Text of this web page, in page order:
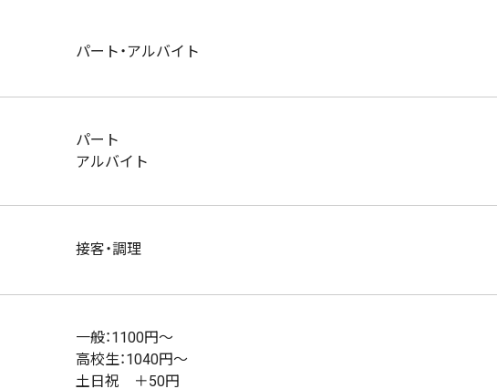
パート・アルバイト
パート
アルバイト
接客・調理
一般：1100円～
高校生：1040円～
土日祝 ＋50円